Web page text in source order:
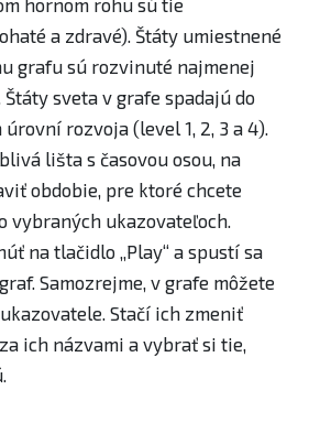
hornom rohu sú tie
a zdravé). Štáty umiestnené
grafu sú rozvinuté najmenej
Štáty sveta v grafe spadajú do
rozvoja (level 1, 2, 3 a 4).​
lišta s časovou osou, na
obdobie, pre ktoré chcete
vybraných ukazovateľoch.
na tlačidlo „Play“ a spustí sa
Samozrejme, v grafe môžete
Stačí ich zmeniť
ich názvami a vybrať si tie,